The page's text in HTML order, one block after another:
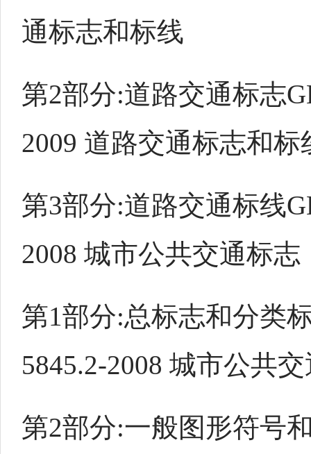
通标志和标线
第2部分:道路交通标志
2009 道路交通标志和标
第3部分:道路交通标线
2008 城市公共交通标志
第1部分:总标志和分类
5845.2-2008 城市公共
第2部分:一般图形符号